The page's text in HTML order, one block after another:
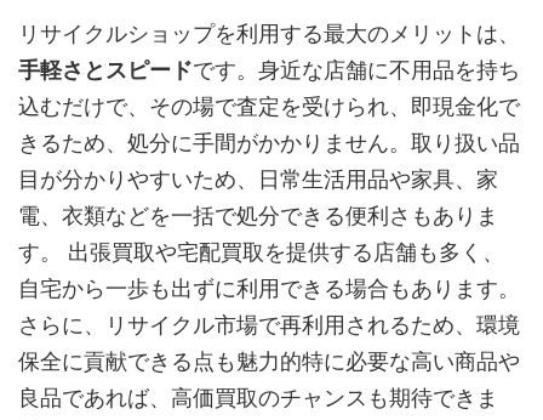
リサイクルショップを利用する最大のメリットは、
手軽さとスピードです。身近な店舗に不用品を持ち
込むだけで、その場で査定を受けられ、即現金化で
きるため、処分に手間がかかりません。取り扱い品
目が分かりやすいため、日常生活用品や家具、家
電、衣類などを一括で処分できる便利さもありま
す。 出張買取や宅配買取を提供する店舗も多く、
自宅から一歩も出ずに利用できる場合もあります。
さらに、リサイクル市場で再利用されるため、環境
保全に貢献できる点も魅力的特に必要な高い商品や
良品であれば、高価買取のチャンスも期待できま